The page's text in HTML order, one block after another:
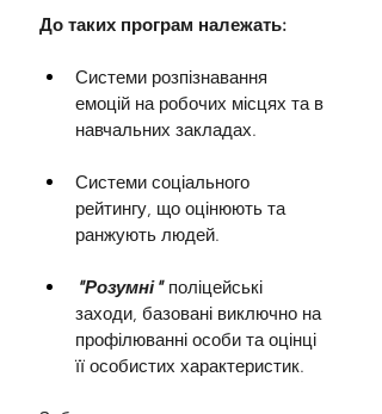
До таких програм належать:
Системи розпізнавання
емоцій на робочих місцях та в
навчальних закладах.
Системи соціального
рейтингу, що оцінюють та
ранжують людей.
"Розумні" поліцейські
заходи, базовані виключно на
профілюванні особи та оцінці
її особистих характеристик.